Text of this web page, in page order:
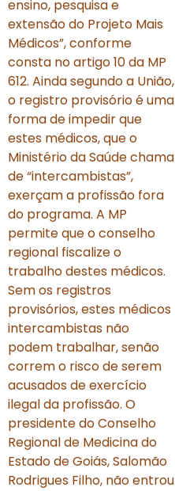
ensino, pesquisa e
extensão do Projeto Mais
Médicos”, conforme
consta no artigo 10 da MP
612. Ainda segundo a União,
o registro provisório é uma
forma de impedir que
estes médicos, que o
Ministério da Saúde chama
de “intercambistas”,
exerçam a profissão fora
do programa. A MP
permite que o conselho
regional fiscalize o
trabalho destes médicos.
Sem os registros
provisórios, estes médicos
intercambistas não
podem trabalhar, senão
correm o risco de serem
acusados de exercício
ilegal da profissão. O
presidente do Conselho
Regional de Medicina do
Estado de Goiás, Salomão
Rodrigues Filho, não entrou